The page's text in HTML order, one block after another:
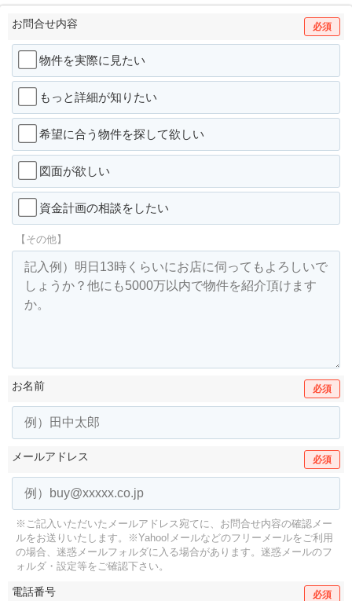
お問合せ内容 必須
物件を実際に見たい
もっと詳細が知りたい
希望に合う物件を探して欲しい
図面が欲しい
資金計画の相談をしたい
【その他】
お名前 必須
メールアドレス 必須
※ご記入いただいたメールアドレス宛てに、お問合せ内容の確認メー
ルをお送りいたします。
※Yahoo!メールなどのフリーメールをご利用
の場合、迷惑メールフォルダに入る場合があります。 迷惑メールのフ
ォルダ・設定等をご確認下さい。
電話番号 必須